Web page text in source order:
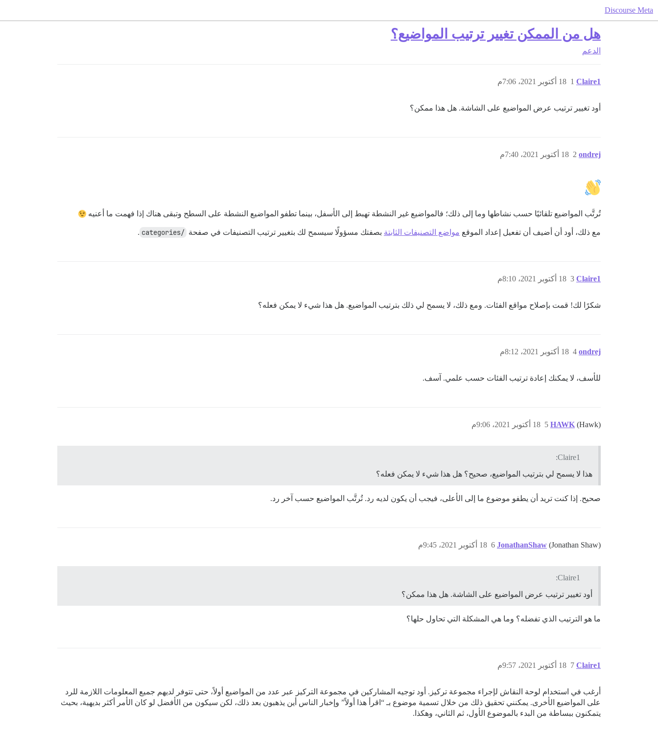
Discourse Meta
هل من الممكن تغيير ترتيب المواضيع؟
الدعم
Claire1 18 أكتوبر 2021، 7:06م 1
أود تغيير ترتيب عرض المواضيع على الشاشة. هل هذا ممكن؟
ondrej 18 أكتوبر 2021، 7:40م 2
تُرتَّب المواضيع تلقائيًا حسب نشاطها وما إلى ذلك؛ فالمواضيع غير النشطة تهبط إلى الأسفل، بينما تطفو المواضيع النشطة على السطح وتبقى هناك إذا فهمت ما أعنيه
مع ذلك، أود أن أضيف أن تفعيل إعداد الموقع مواضع التصنيفات الثابتة بصفتك مسؤولًا سيسمح لك بتغيير ترتيب التصنيفات في صفحة /categories
.
Claire1 18 أكتوبر 2021، 8:10م 3
شكرًا لك! قمت بإصلاح مواقع الفئات. ومع ذلك، لا يسمح لي ذلك بترتيب المواضيع. هل هذا شيء لا يمكن فعله؟
ondrej 18 أكتوبر 2021، 8:12م 4
للأسف، لا يمكنك إعادة ترتيب الفئات حسب علمي. آسف.
HAWK (Hawk) 18 أكتوبر 2021، 9:06م 5
Claire1:
هذا لا يسمح لي بترتيب المواضيع، صحيح؟ هل هذا شيء لا يمكن فعله؟
صحيح. إذا كنت تريد أن يطفو موضوع ما إلى الأعلى، فيجب أن يكون لديه رد. تُرتَّب المواضيع حسب آخر رد.
JonathanShaw (Jonathan Shaw) 18 أكتوبر 2021، 9:45م 6
Claire1:
أود تغيير ترتيب عرض المواضيع على الشاشة. هل هذا ممكن؟
ما هو الترتيب الذي تفضله؟ وما هي المشكلة التي تحاول حلها؟
Claire1 18 أكتوبر 2021، 9:57م 7
أرغب في استخدام لوحة النقاش لإجراء مجموعة تركيز. أود توجيه المشاركين في مجموعة التركيز عبر عدد من المواضيع أولاً، حتى تتوفر لديهم جميع المعلومات اللازمة للرد
على المواضيع الأخرى. يمكنني تحقيق ذلك من خلال تسمية موضوع بـ “اقرأ هذا أولاً” وإخبار الناس أين يذهبون بعد ذلك، لكن سيكون من الأفضل لو كان الأمر أكثر بديهية، بحيث
يتمكنون ببساطة من البدء بالموضوع الأول، ثم الثاني، وهكذا.